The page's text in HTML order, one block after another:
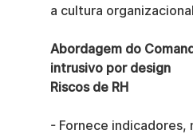
a cultura
Abordagem do
intrusivo por design
Riscos de RH
- Fornece indicadores,